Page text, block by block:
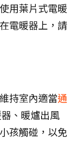
用葉片式電暖
電暖器上，請
持室內適當通
、暖爐出風
孩觸碰，以免